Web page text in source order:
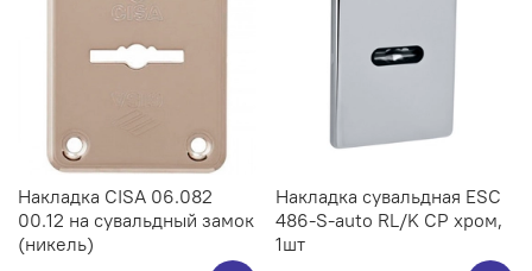
Накладка CISA 06.082
00.12 на сувальдный замок
(никель)
Накладка сувальдная ESC
486-S-auto RL/K CP хром,
1шт